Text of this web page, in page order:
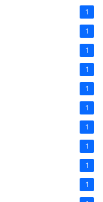
1
1
1
1
1
1
1
1
1
1